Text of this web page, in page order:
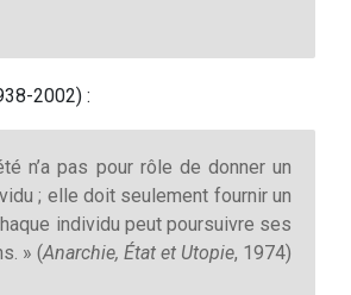
2002) :
n’a pas pour rôle de donner un
; elle doit seulement fournir un
individu peut poursuivre ses
» (Anarchie, État et Utopie, 1974)